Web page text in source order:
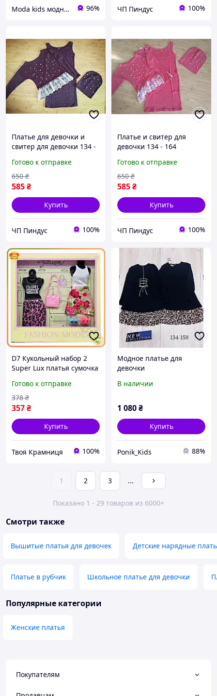
Moda kids модная стильная одежда для детей и подростков 96% ЧП Пиндус 100%
Платье для девочки и
свитер для девочки 134 -
модное платье и свитер
Готово к отправке
585₴
650 ₴
Купить
ЧП Пиндус 100%
Платье и свитер для
девочки 134 - 164
модное платье
Готово к отправке
585₴
650 ₴
Купить
ЧП Пиндус 100%
D7 Кукольный набор 2
Super Lux платья сумочка
для девочек кукольная
одежда MOD58L
Готово к отправке
357₴
378 ₴
Купить
Твоя Крамниця 100%
Модное платье для
девочки
В наличии
1 080₴
Купить
Ponik_Kids 88%
1 2 3 ...
Показано 1 - 29 товаров из 6000+
Смотри также
Вышитые платья для девочек Детские нарядные
Платье в рубчик Школьное платье для девочки
Популярные категории
Женские платья
Покупателям